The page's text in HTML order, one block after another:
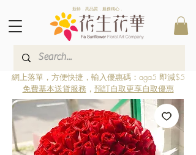
新鮮．高品質．服務稱心．
網上落單，方便快捷，輸入優惠碼：aga5 即減$5
免費基本送貨服務 ， 預訂自取更享自取優惠